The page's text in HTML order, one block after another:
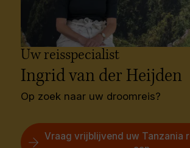
Uw reisspecialist
Ingrid van der Heijden
Op zoek naar uw droomreis?
Vraag vrijblijvend uw Tanzania